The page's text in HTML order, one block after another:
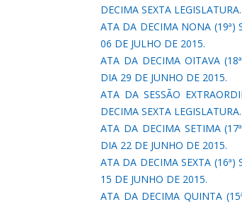
DECIMA SEXTA LEGISLATURA.
ATA DA DECIMA NONA (19ª)
06 DE JULHO DE 2015.
ATA DA DECIMA OITAVA
DIA 29 DE JUNHO DE 2015.
ATA DA SESSÃO
DECIMA SEXTA LEGISLATURA.
ATA DA DECIMA SETIMA
DIA 22 DE JUNHO DE 2015.
ATA DA DECIMA SEXTA (16ª)
15 DE JUNHO DE 2015.
ATA DA DECIMA QUINTA